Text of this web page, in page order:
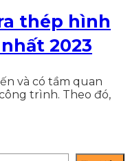
thép hình
2023
và có tầm quan
trình. Theo đó,